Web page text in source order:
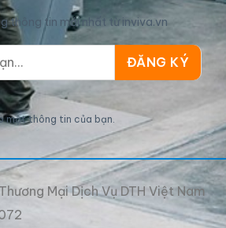
thông tin mới nhất từ inviva.vn
mật thông tin của bạn.
Mại Dịch Vụ DTH Việt Nam